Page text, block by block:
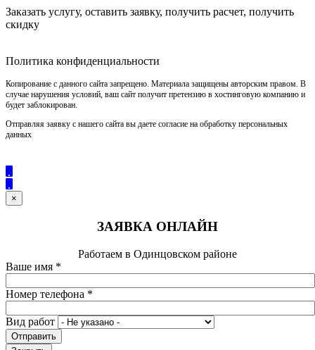
Заказать услугу, оставить заявку, получить расчет, получить
скидку
Политика конфиденциальности
Копирование с данного сайта запрещено. Материала защищены авторским правом. В
случае нарушения условий, ваш сайт получит претензию в хостинговую компанию и
будет заблокирован.
Отправляя заявку с нашего сайта вы даете согласие на обработку персональных
данных
×
ЗАЯВКА ОНЛАЙН
Работаем в Одинцовском районе
Ваше имя *
Номер телефона *
Вид работ
Отправить